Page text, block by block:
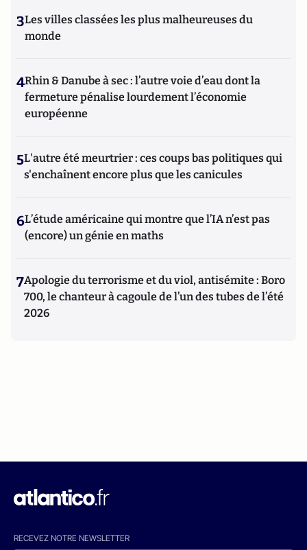
3Les villes classées les plus malheureuses du
monde
4Rhin & Danube à sec : l’autre voie d’eau dont la
fermeture pénalise lourdement l’économie
européenne
5L'autre été meurtrier : ces coups bas politiques qui
s'enchaînent encore plus que les canicules
6L’étude américaine qui montre que l’IA n’est pas
(encore) un génie en maths
7Apologie du terrorisme et du viol, antisémite : Boro
700, le chanteur à cagoule de l’un des tubes de l’été
2026
RECEVEZ NOTRE NEWSLETTER